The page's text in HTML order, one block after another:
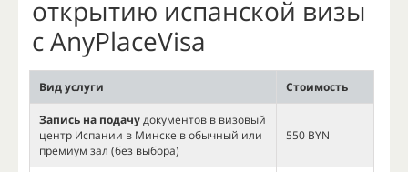
открытию испанской визы
с AnyPlaceVisa
Вид услуги Стоимость
Запись на подачудокументов в визовый
центр Испании в Минске в обычный или
премиум зал (без выбора)
550 BYN